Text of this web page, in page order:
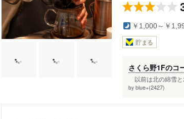
￥1,000～￥
貯まる
さくら野1Fのコ
以前は北の綿雪と
by blue+(2427)